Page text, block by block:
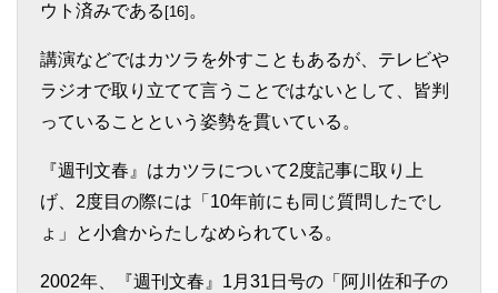
ウト済みである [16] 。
講演などではカツラを外すこともあるが、テレビや
ラジオで取り立てて言うことではないとして、皆判
っていることという姿勢を貫いている。
『週刊文春』はカツラについて2度記事に取り上
げ、2度目の際には「10年前にも同じ質問したでし
ょ」と小倉からたしなめられている。
2002年、『週刊文春』1月31日号の「阿川佐和子の